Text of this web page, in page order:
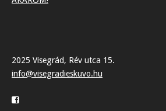
2025 Visegrád, Rév utca 15.
info@visegradieskuvo.hu